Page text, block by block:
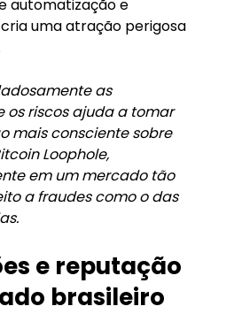
automatização e
uma atração perigosa
as
os riscos ajuda a tomar
mais consciente sobre
Loophole,
em um mercado tão
a fraudes como o das
e reputação
brasileiro